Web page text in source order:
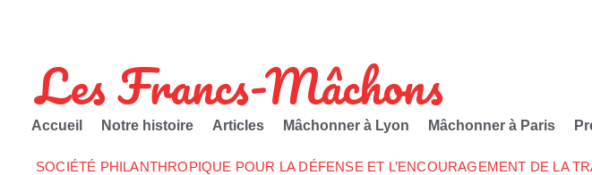
Les Francs-Mâchons
Accueil Notre histoire Articles Mâchonner à Lyon Mâchonner à Paris
SOCIÉTÉ PHILANTHROPIQUE POUR LA DÉFENSE ET L’ENCOURAGEMENT DE LA